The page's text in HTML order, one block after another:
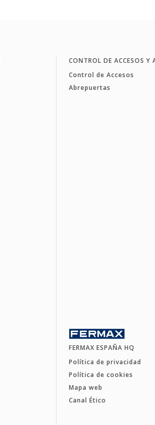
CONTROL DE ACCESOS Y
Control de Accesos
Abrepuertas
FERMAX ESPAÑA HQ
Política de privacidad
Política de cookies
Mapa web
Canal Ético